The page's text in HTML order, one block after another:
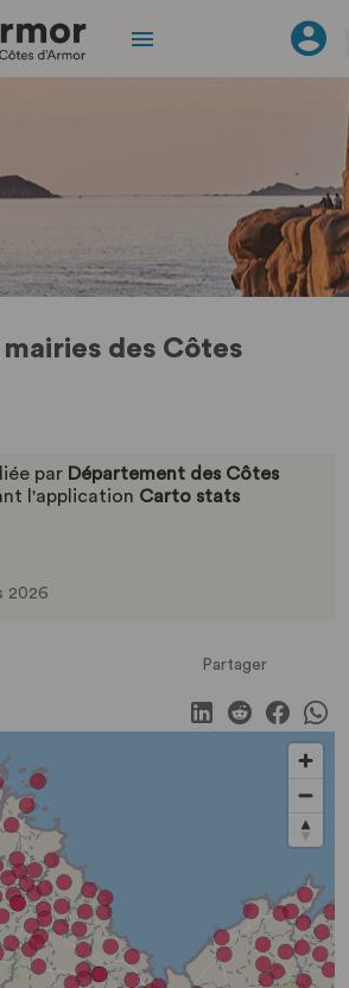
des Côtes
par Département des Côtes
l'application Carto stats
2026
Partager